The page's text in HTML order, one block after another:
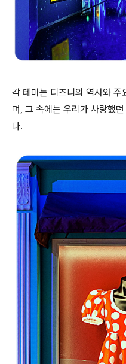
각 테마는 디즈니의 역사와 주
며, 그 속에는 우리가 사랑했
다.